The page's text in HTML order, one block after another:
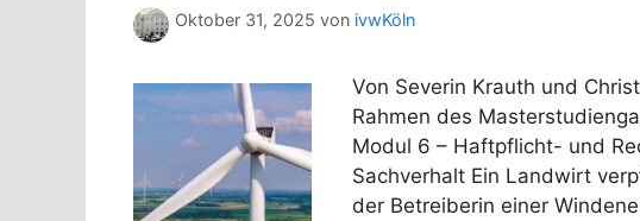
Oktober 31, 2025 von ivwKöln
Von Severin Krauth und
Rahmen des
Modul 6 – Haftpflicht- und
Sachverhalt Ein Landwirt
der Betreiberin einer